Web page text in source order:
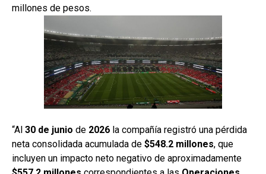
millones de pesos.
“Al 30 de junio de 2026 la compañía registró una pérdida
neta consolidada acumulada de $548.2 millones, que
incluyen un impacto neto negativo de aproximadamente